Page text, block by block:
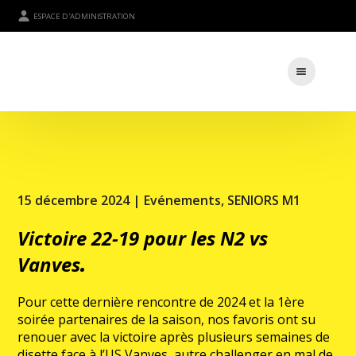
ESPACE D'ADMINISTRATION
15 décembre 2024 | Evénements, SENIORS M1
Victoire 22-19 pour les N2 vs
Vanves.
Pour cette dernière rencontre de 2024 et la 1ère
soirée partenaires de la saison, nos favoris ont su
renouer avec la victoire après plusieurs semaines de